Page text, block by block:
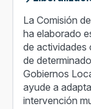
La Comisión
ha elaborado
de actividades
de
Gobiernos
ayude a
intervención